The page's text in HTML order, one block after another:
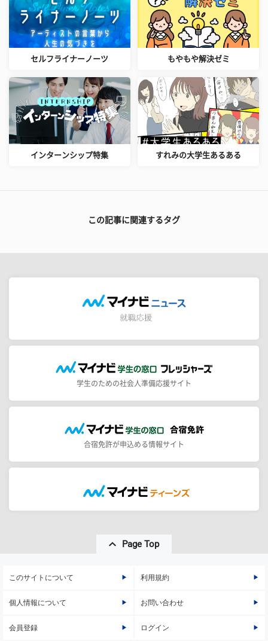
セルフライナーノーツ もやもや解決ゼミ
インターンシップ特集 すれみの大学生あるある
この記事に関連するタグ
学生のための社会人準備応援サイト
合宿免許が申込める情報サイト
Page Top
このサイトについて 利用規約
個人情報について お問い合わせ
会員登録 ログイン